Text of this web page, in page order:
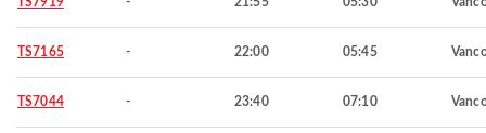
TS7165 - 22:00 05:45
TS7044 - 23:40 07:10